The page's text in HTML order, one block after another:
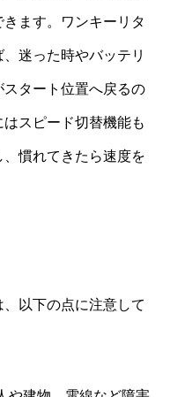
ます。ワンキーリタ
迷った時やバッテリ
タート位置へ戻るの
スピード切替機能も
慣れてきたら速度を
以下の点に注意して